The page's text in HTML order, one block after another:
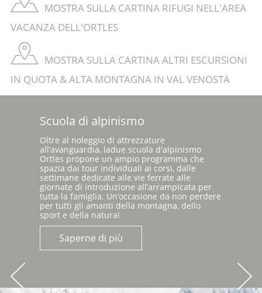
MOSTRA SULLA CARTINA RIFUGI NELL'AREA
VACANZA DELL'ORTLES
MOSTRA SULLA CARTINA ALTRI ESCURSIONI
IN QUOTA & ALTA MONTAGNA IN VAL VENOSTA
Scuola di alpinismo
Oltre al noleggio di attrezzature
all’avanguardia, ladue scuola d'alpinismo
Ortles propone un ampio programma che
spazia dai tour individuali ai corsi, dalle
settimane dedicate alle vie ferrate alle
giornate di introduzione all’arrampicata per
tutta la famiglia. Un’occasione da non perdere
per tutti gli amanti della montagna, dello
sport e della natura!
Saperne di più